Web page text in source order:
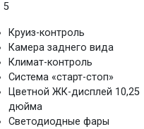
5
Круиз-контроль
Камера заднего вида
Климат-контроль
Система «старт-стоп»
Цветной ЖК-дисплей 10,25
дюйма
Светодиодные фары